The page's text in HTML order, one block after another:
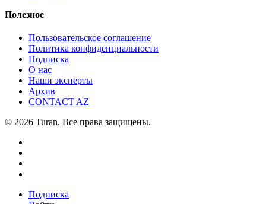
Полезное
Пользовательское соглашение
Политика конфиденциальности
Подписка
О нас
Наши эксперты
Архив
CONTACT AZ
© 2026 Turan. Все права защищены.
Подписка